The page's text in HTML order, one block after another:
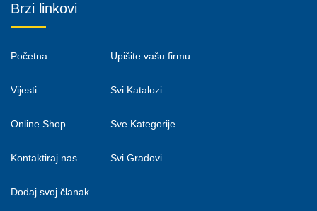
Brzi linkovi
Početna
Vijesti
Online Shop
Kontaktiraj nas
Dodaj svoj članak
Upišite vašu firmu
Svi Katalozi
Sve Kategorije
Svi Gradovi